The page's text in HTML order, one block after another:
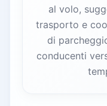
al volo,
trasporto e
di
conducenti